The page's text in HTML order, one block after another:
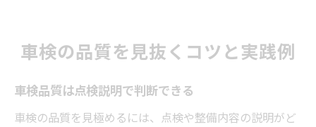
車検の品質を見抜くコツと実践例
車検品質は点検説明で判断できる
車検の品質を見極めるには、点検や整備内容の説明がど